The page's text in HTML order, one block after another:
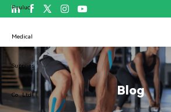

Blog